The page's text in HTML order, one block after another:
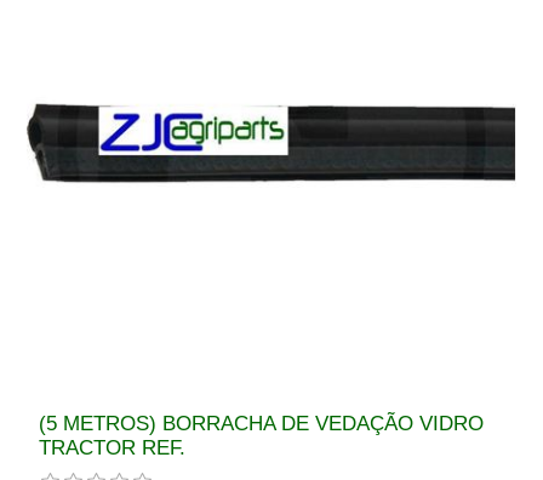
(5 METROS) BORRACHA DE VEDAÇÃO VIDRO
TRACTOR REF.